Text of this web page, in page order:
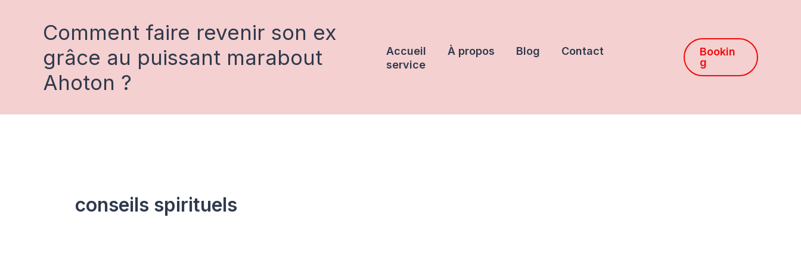
Comment faire revenir son ex
grâce au puissant marabout
Ahoton ?
Accueil À propos Blog
Contact
service
Bookin
g
conseils spirituels